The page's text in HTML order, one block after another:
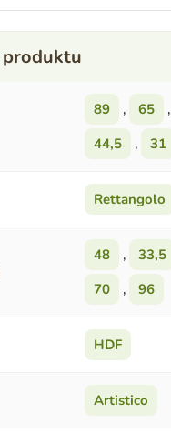
89 , 65
,
44,5
, 31
Rettangolo
48 , 33,5
70
, 96
HDF
Artistico